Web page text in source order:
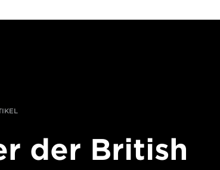
der British